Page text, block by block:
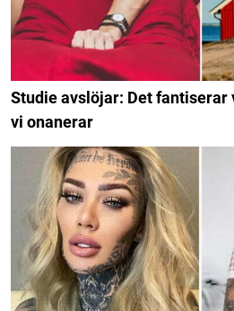
Studie avslöjar: Det fantiserar
vi onanerar